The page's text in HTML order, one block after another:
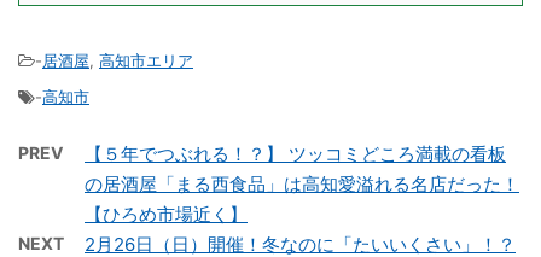
-居酒屋, 高知市エリア
-高知市
PREV
【５年でつぶれる！？】 ツッコミどころ満載の看板
の居酒屋「まる西食品」は高知愛溢れる名店だった！
【ひろめ市場近く】
NEXT
2月26日（日）開催！冬なのに「たいいくさい」！？